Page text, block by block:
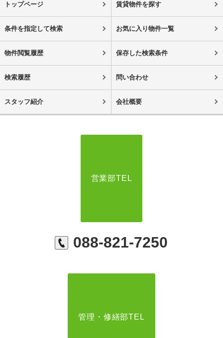
トップページ 賃貸物件を探す
条件を指定して検索 お気に入り物件一覧
物件閲覧履歴 保存した検索条件
検索履歴 問い合わせ
スタッフ紹介 会社概要
営業部TEL
088-821-7250
管理・修繕部TEL